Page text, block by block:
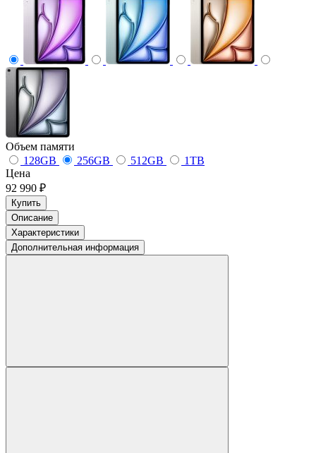
Объем памяти
128GB
256GB 512GB
1TB
Цена
92 990 ₽
Купить
Описание
Характеристики
Дополнительная информация